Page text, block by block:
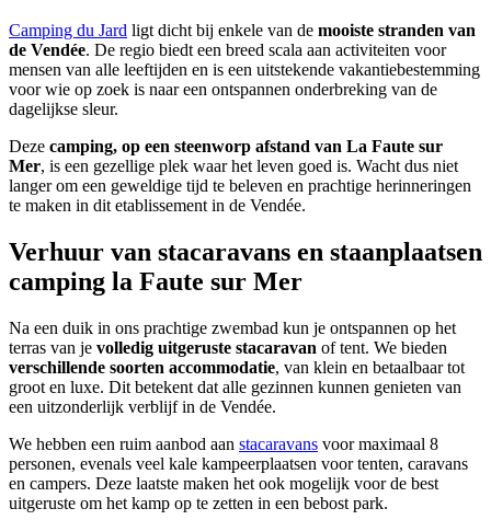
Camping du Jard ligt dicht bij enkele van de mooiste stranden van
de Vendée. De regio biedt een breed scala aan activiteiten voor
mensen van alle leeftijden en is een uitstekende vakantiebestemming
voor wie op zoek is naar een ontspannen onderbreking van de
dagelijkse sleur.
Deze camping, op een steenworp afstand van La Faute sur
Mer, is een gezellige plek waar het leven goed is. Wacht dus niet
langer om een geweldige tijd te beleven en prachtige herinneringen
te maken in dit etablissement in de Vendée.
Verhuur van stacaravans en staanplaatsen
camping la Faute sur Mer
Na een duik in ons prachtige zwembad kun je ontspannen op het
terras van je volledig uitgeruste stacaravan of tent. We bieden
verschillende soorten accommodatie, van klein en betaalbaar tot
groot en luxe. Dit betekent dat alle gezinnen kunnen genieten van
een uitzonderlijk verblijf in de Vendée.
We hebben een ruim aanbod aan stacaravans voor maximaal 8
personen, evenals veel kale kampeerplaatsen voor tenten, caravans
en campers. Deze laatste maken het ook mogelijk voor de best
uitgeruste om het kamp op te zetten in een bebost park.